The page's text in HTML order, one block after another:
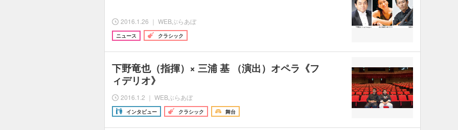
2016.1.26 ｜ WEBぶらあぼ
ニュース クラシック
下野竜也（指揮）× 三浦 基 （演出）オペラ《フ
ィデリオ》
2016.1.2 ｜ WEBぶらあぼ
インタビュー クラシック 舞台